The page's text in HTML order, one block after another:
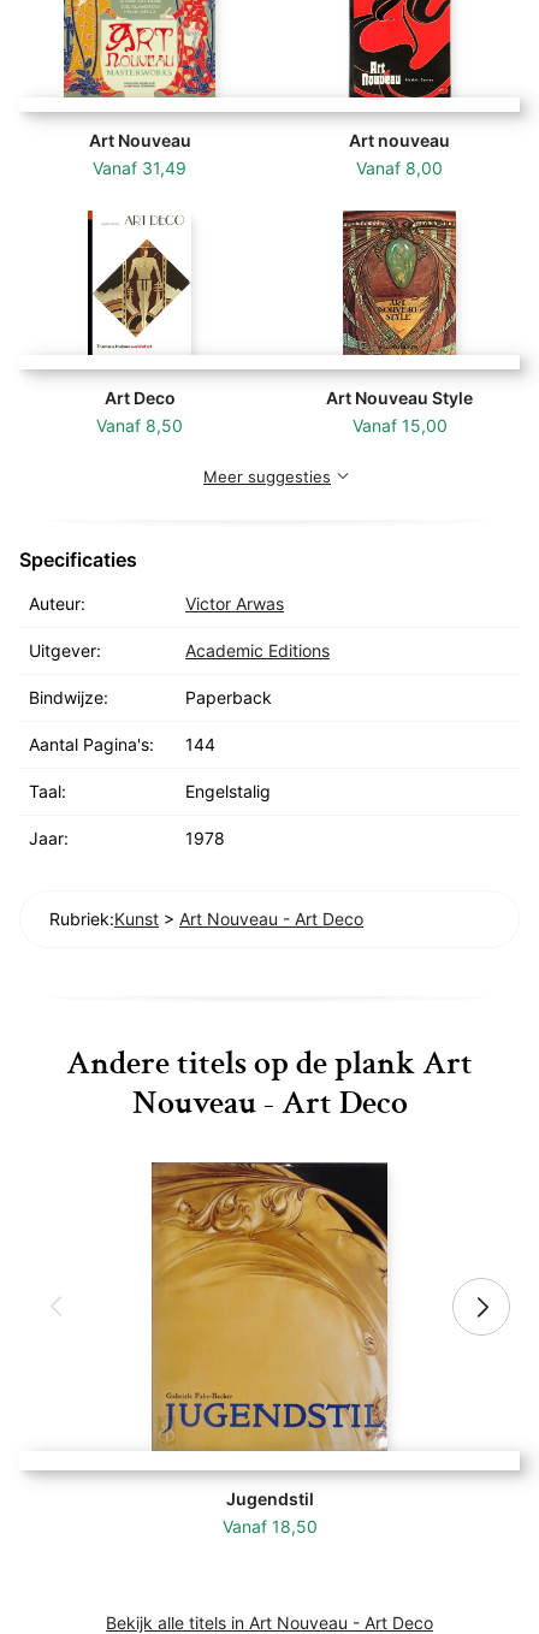
Art Nouveau
Vanaf 31,49
Art nouveau
Vanaf 8,00
Art Deco
Vanaf 8,50
Art Nouveau Style
Vanaf 15,00
Meer suggesties
Specificaties
Auteur: Victor Arwas
Uitgever: Academic Editions
Bindwijze: Paperback
Aantal Pagina's: 144
Taal: Engelstalig
Jaar: 1978
Rubriek:Kunst > Art Nouveau - Art Deco
Andere titels op de plank Art
Nouveau - Art Deco
Jugendstil
Vanaf 18,50
Bekijk alle titels in Art Nouveau - Art Deco